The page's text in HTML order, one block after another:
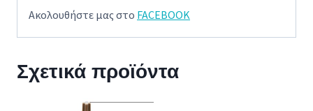
Ακολουθήστε μας στο FACEBOOK
Σχετικά προϊόντα